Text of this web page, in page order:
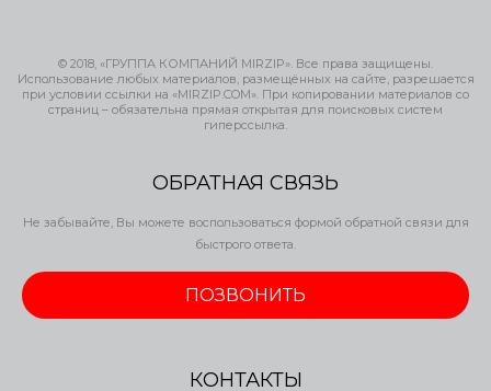
© 2018, «ГРУППА КОМПАНИЙ MIRZIP». Все права защищены.
Использование любых материалов, размещённых на сайте, разрешается
при условии ссылки на «MIRZIP.COM». При копировании материалов со
страниц – обязательна прямая открытая для поисковых систем
гиперссылка.
ОБРАТНАЯ СВЯЗЬ
Не забывайте, Вы можете воспользоваться формой обратной связи для
быстрого ответа.
ПОЗВОНИТЬ
КОНТАКТЫ